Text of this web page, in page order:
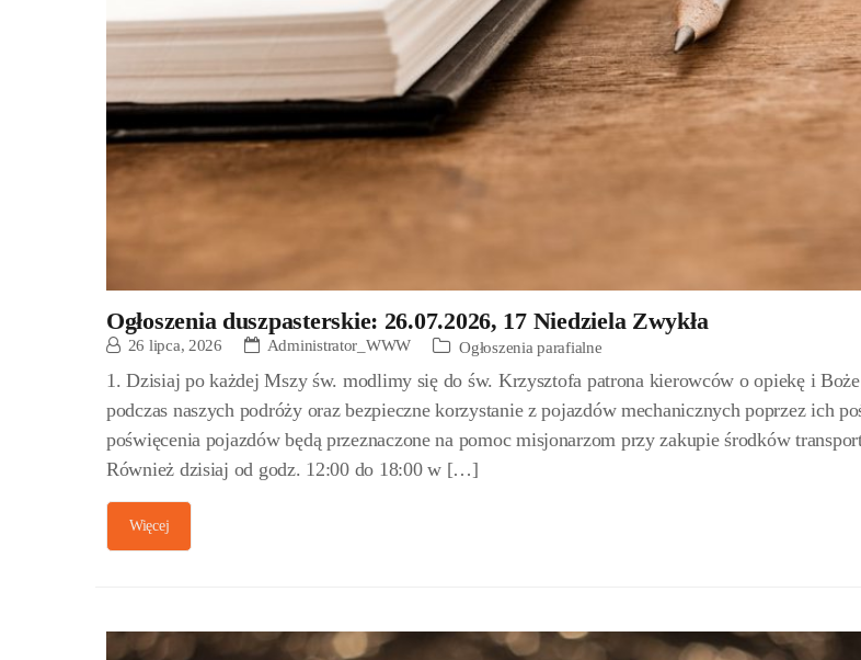
Ogłoszenia duszpasterskie: 26.07.2026, 17 Niedziela Zwykła
26 lipca, 2026 Administrator_WWW Ogłoszenia parafialne
1. Dzisiaj po każdej Mszy św. modlimy się do św. Krzysztofa patrona kierowców o opiekę i Boże
podczas naszych podróży oraz bezpieczne korzystanie z pojazdów mechanicznych poprzez ich
poświęcenia pojazdów będą przeznaczone na pomoc misjonarzom przy zakupie środków
Również dzisiaj od godz. 12:00 do 18:00 w […]
Więcej